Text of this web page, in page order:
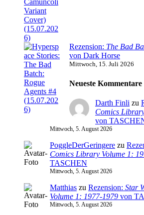
Rezension: The Bad
von Dark Horse
Mittwoch, 15. Juli 2026
Neueste Kommentare
Darth Finli zu
Comics
von
Mittwoch, 5. August 2026
PoggleDerGeringere zu
Comics Library Volume 1:
TASCHEN
Mittwoch, 5. August 2026
Matthias zu Rezension: Star
Volume 1: 1977-1979 von
Mittwoch, 5. August 2026